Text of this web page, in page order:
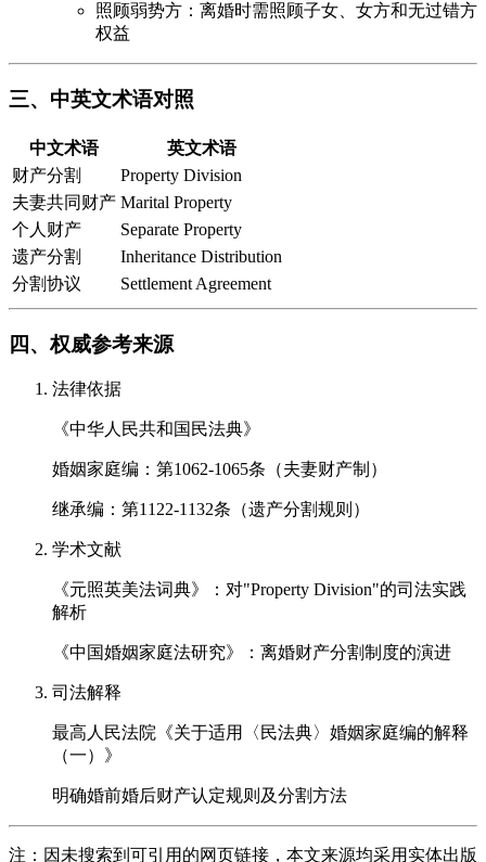
照顾弱势方：离婚时需照顾子女、女方和无过错方
权益
三、中英文术语对照
中文术语
英文术语
财产分割
Property Division
夫妻共同财产 Marital Property
个人财产
Separate Property
遗产分割
Inheritance Distribution
分割协议
Settlement Agreement
四、权威参考来源
法律依据
《中华人民共和国民法典》
婚姻家庭编：第1062-1065条（夫妻财产制）
继承编：第1122-1132条（遗产分割规则）
学术文献
《元照英美法词典》：对"Property Division"的司法实践
解析
《中国婚姻家庭法研究》：离婚财产分割制度的演进
司法解释
最高人民法院《关于适用〈民法典〉婚姻家庭编的解释
（一）》
明确婚前婚后财产认定规则及分割方法
注：因未搜索到可引用的网页链接，本文来源均采用实体出版